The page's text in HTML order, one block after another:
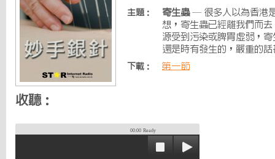
主題： 寄生蟲— 很多人以為香港
想，寄生蟲已經離我們而
源受到污染或脾胃虛弱，
還是時有發生的，嚴重的
下載： 第一節
收聽：
00:00 Ready